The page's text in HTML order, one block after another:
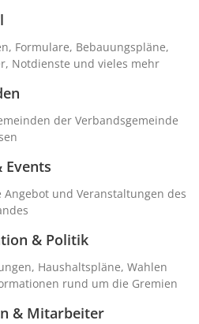
Formulare, Bebauungspläne,
Notdienste und vieles mehr
der Verbandsgemeinde
Events
Angebot und Veranstaltungen des
& Politik
Haushaltspläne, Wahlen
rund um die Gremien
& Mitarbeiter